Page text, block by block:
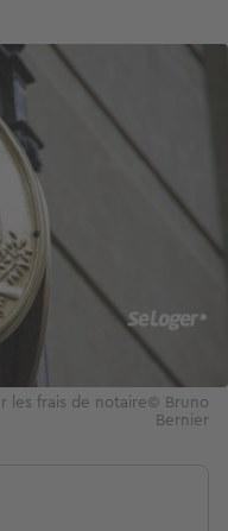
les frais de notaire© Bruno
Bernier